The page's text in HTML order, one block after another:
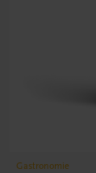
Gastronomie